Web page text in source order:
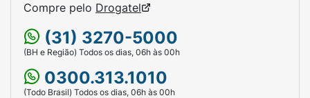
Como a composição do vírus é atualizada
anualmente para acompanhar as mutações
dos vírus circulantes,a vacina deve ser
repetida todos os anos para garantir a
proteção adequada. A administração é feita
Compre pelo Drogatel
(31) 3270-5000
(BH e Região) Todos os dias, 06h às 00h
0300.313.1010
(Todo Brasil) Todos os dias, 06h às 00h